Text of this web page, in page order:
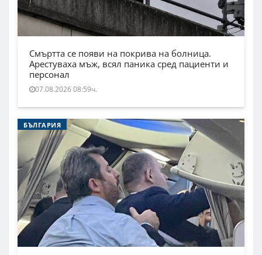
Смъртта се появи на покрива на болница.
Арестуваха мъж, всял паника сред пациенти и
персонал
07.08.2026 08:59ч.
БЪЛГАРИЯ